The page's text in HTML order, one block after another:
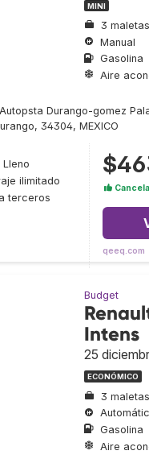
MINI
3 maletas
Manual
Gasolina
Aire
Autopsta Durango-gomez
34304, MEXICO
ilimitado
terceros
qeeq.com
Budget
Intens
25
ECONÓMICO
3 maletas
Gasolina
Aire